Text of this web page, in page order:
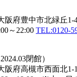
阪府豊中市北緑丘1-
～22:00 TEL:0120-
閉館）
阪府高槻市西面北1-